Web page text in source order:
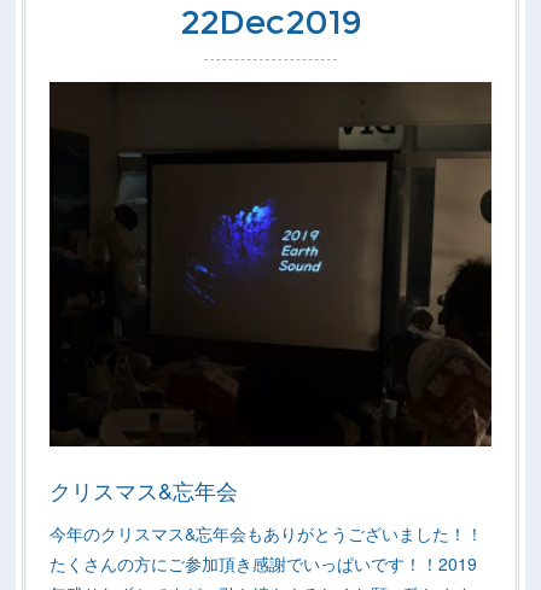
22Dec2019
クリスマス&忘年会
今年のクリスマス&忘年会もありがとうございました！！
たくさんの方にご参加頂き感謝でいっぱいです！！2019